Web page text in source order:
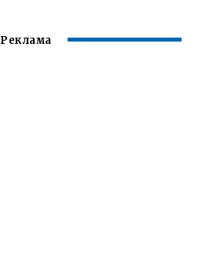
Реклама